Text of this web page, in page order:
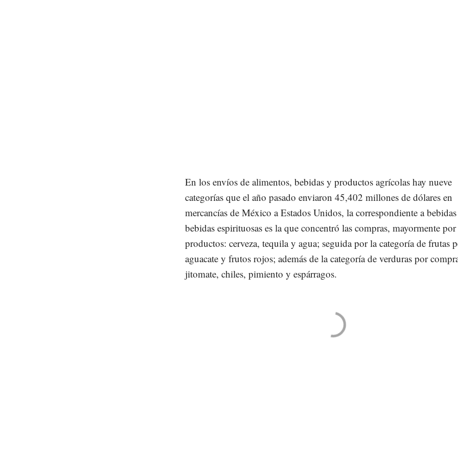
En los envíos de alimentos, bebidas y productos agrícolas hay nueve
categorías que el año pasado enviaron 45,402 millones de dólares en
mercancías de México a Estados Unidos, la correspondiente a
bebidas espirituosas es la que concentró las compras, mayormente por
productos: cerveza, tequila y agua; seguida por la categoría de frutas
aguacate y frutos rojos; además de la categoría de verduras por
jitomate, chiles, pimiento y espárragos.